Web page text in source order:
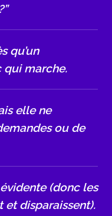
qu’un
marche.
elle ne
ou de
(donc les
et disparaissent).